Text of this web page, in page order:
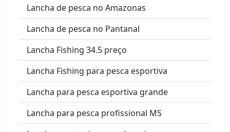
Lancha de pesca no Amazonas
Lancha de pesca no Pantanal
Lancha Fishing 34.5 preço
Lancha Fishing para pesca esportiva
Lancha para pesca esportiva grande
Lancha para pesca profissional MS